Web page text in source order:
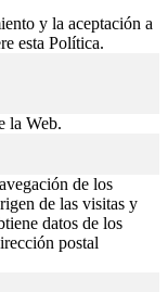
y la aceptación a
esta Política.
la Web.
de los
de las visitas y
datos de los
postal